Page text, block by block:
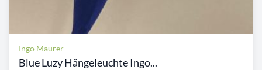
Ingo Maurer
Blue Luzy Hängeleuchte Ingo...